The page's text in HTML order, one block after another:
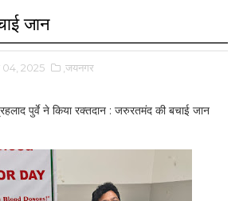
जान
04, 2025 ,जयनगर
पुर्वे ने किया रक्तदान : जरुरतमंद की बचाई जान